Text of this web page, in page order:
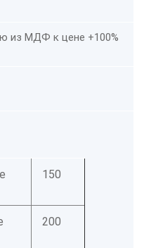
из МДФ к цене +100%
150
200